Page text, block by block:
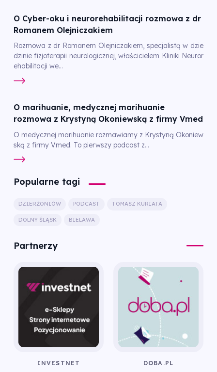
O Cyber-oku i neurorehabilitacji rozmowa z dr
Romanem Olejniczakiem
Rozmowa z dr Romanem Olejniczakiem, specjalistą w dzie
dzinie fizjoterapii neurologicznej, właścicielem Kliniki Neuror
ehabilitacji we...
O marihuanie, medycznej marihuanie
rozmowa z Krystyną Okoniewską z firmy Vmed
O medycznej marihuanie rozmawiamy z Krystyną Okoniew
ską z firmy Vmed. To pierwszy podcast z...
Popularne tagi
DZIERŻONIÓW PODCAST TOMASZ KURIATA
DOLNY ŚLĄSK BIELAWA
Partnerzy
INVESTNET DOBA.PL